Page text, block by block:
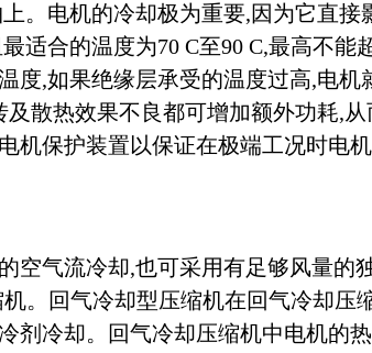
。电机的冷却极为重要,因为它直接
适合的温度为70 C至90 C,最高不能超
度,如果绝缘层承受的温度过高,电机
散热效果不良都可增加额外功耗,从
机保护装置以保证在极端工况时电
气流冷却,也可采用有足够风量的
。回气冷却型压缩机在回气冷却压
剂冷却。回气冷却压缩机中电机的